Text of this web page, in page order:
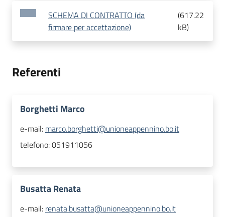
SCHEMA DI CONTRATTO (da
firmare per accettazione)
(617.22
kB)
Referenti
Borghetti Marco
e-mail: marco.borghetti@unioneappennino.bo.it
telefono:051911056
Busatta Renata
e-mail: renata.busatta@unioneappennino.bo.it